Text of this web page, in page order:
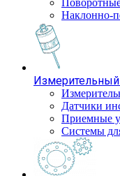
Наклонно-
Датчики
Приемные
Системы